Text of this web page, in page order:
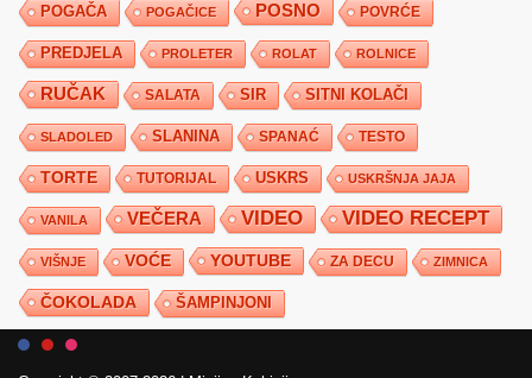
POGAČA POGAČICE POSNO POVRĆE
PREDJELA PROLETER ROLAT ROLNICE
RUČAK SALATA SIR SITNI KOLAČI
SLADOLED SLANINA SPANAĆ TESTO
TORTE TUTORIJAL USKRS USKRŠNJA JAJA
VANILA VEČERA VIDEO VIDEO RECEPT
VIŠNJE VOĆE YOUTUBE ZA DECU ZIMNICA
ČOKOLADA ŠAMPINJONI